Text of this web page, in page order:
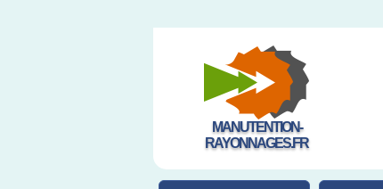
MANUTENTION-
RAYONNAGES.FR